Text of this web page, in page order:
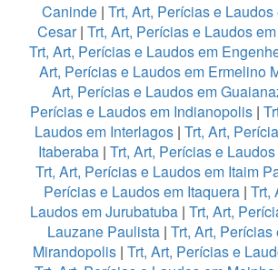
Caninde | Trt, Art, Perícias e
Cesar| Trt, Art, Perícias e Laudos
Trt, Art, Perícias e Laudos em
Art, Perícias e Laudos em Ermelino
Art, Perícias e Laudos em
Perícias e Laudos em Indianopolis |
Laudos em Interlagos| Trt, Art,
Itaberaba| Trt, Art, Perícias e
Trt, Art, Perícias e Laudos em Itaim
Perícias e Laudos em Itaquera| Trt,
Laudos em Jurubatuba| Trt, Art,
Lauzane Paulista | Trt, Art,
Mirandopolis| Trt, Art, Perícias e